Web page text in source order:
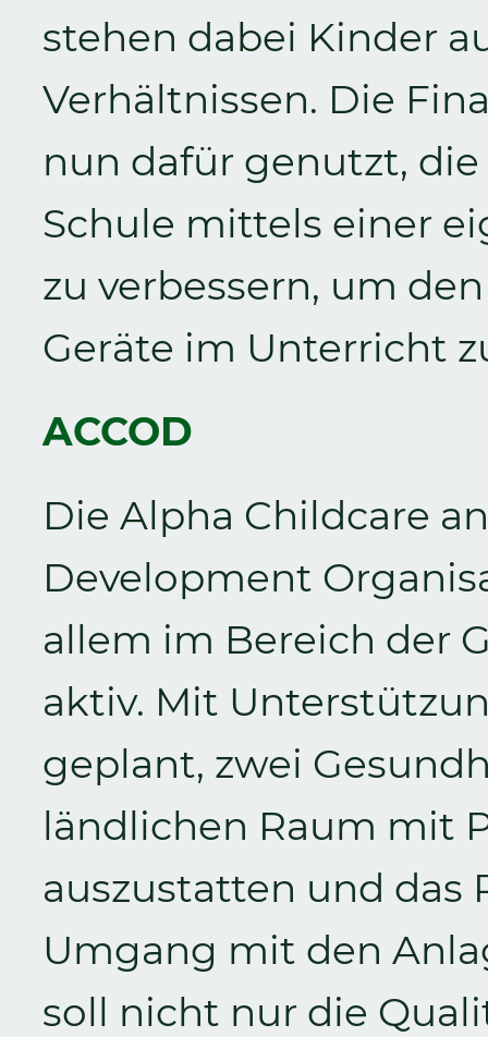
stehen dabei Kinder
Verhältnissen. Die
nun dafür genutzt,
Schule mittels einer
zu verbessern, um
Geräte im Unterricht
ACCOD
Die Alpha Childcare
Development
allem im Bereich der
aktiv. Mit
geplant, zwei
ländlichen Raum mit
auszustatten und das
Umgang mit den
soll nicht nur die